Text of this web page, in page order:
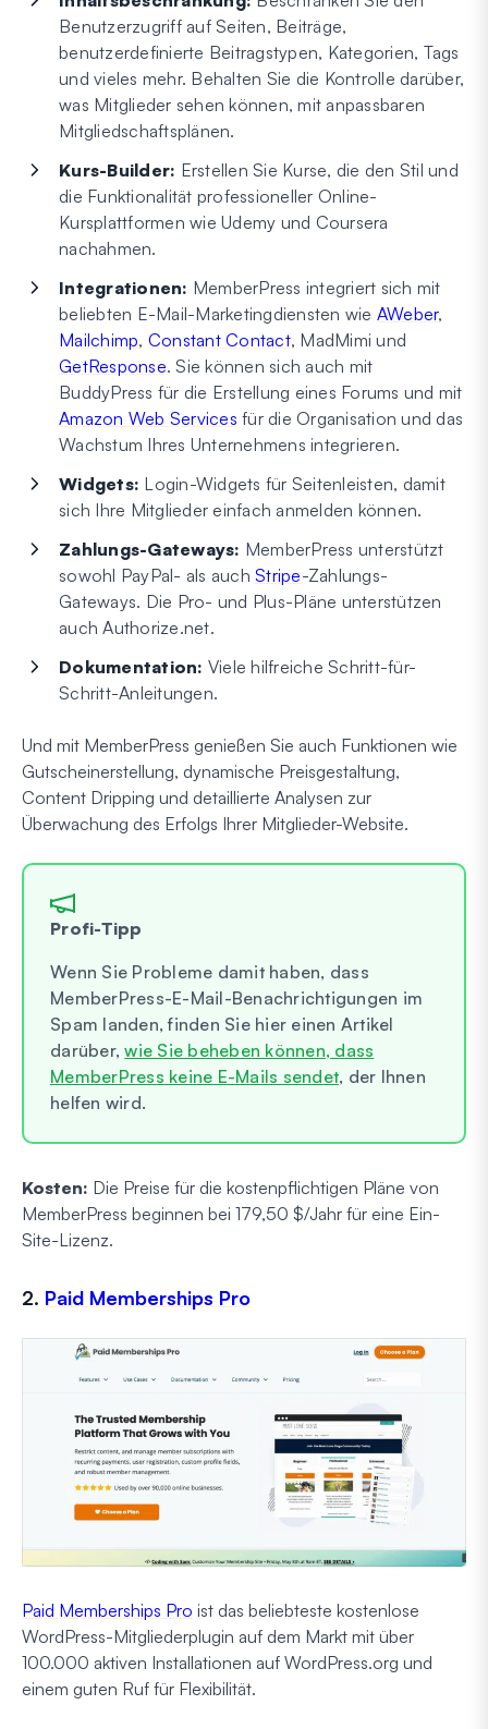
Benutzerzugriff auf Seiten, Beiträge,
benutzerdefinierte Beitragstypen, Kategorien, Tags
und vieles mehr. Behalten Sie die Kontrolle darüber,
was Mitglieder sehen können, mit anpassbaren
Mitgliedschaftsplänen.
Kurs-Builder: Erstellen Sie Kurse, die den Stil und
die Funktionalität professioneller Online-
Kursplattformen wie Udemy und Coursera
nachahmen.
Integrationen: MemberPress integriert sich mit
beliebten E-Mail-Marketingdiensten wie AWeber,
Mailchimp, Constant Contact, MadMimi und
GetResponse. Sie können sich auch mit
BuddyPress für die Erstellung eines Forums und mit
Amazon Web Services für die Organisation und das
Wachstum Ihres Unternehmens integrieren.
Widgets: Login-Widgets für Seitenleisten, damit
sich Ihre Mitglieder einfach anmelden können.
Zahlungs-Gateways: MemberPress unterstützt
sowohl PayPal- als auch Stripe-Zahlungs-
Gateways. Die Pro- und Plus-Pläne unterstützen
auch Authorize.net.
Dokumentation: Viele hilfreiche Schritt-für-
Schritt-Anleitungen.
Und mit MemberPress genießen Sie auch Funktionen wie
Gutscheinerstellung, dynamische Preisgestaltung,
Content Dripping und detaillierte Analysen zur
Überwachung des Erfolgs Ihrer Mitglieder-Website.
Profi-Tipp
Wenn Sie Probleme damit haben, dass
MemberPress-E-Mail-Benachrichtigungen im
Spam landen, finden Sie hier einen Artikel
darüber,wie Sie beheben können, dass
MemberPress keine E-Mails sendet, der Ihnen
helfen wird.
Kosten: Die Preise für die kostenpflichtigen Pläne von
MemberPress beginnen bei 179,50 $/Jahr für eine Ein-
Site-Lizenz.
2. Paid Memberships Pro
Paid Memberships Pro ist das beliebteste kostenlose
WordPress-Mitgliederplugin auf dem Markt mit über
100.000 aktiven Installationen auf WordPress.org und
einem guten Ruf für Flexibilität.